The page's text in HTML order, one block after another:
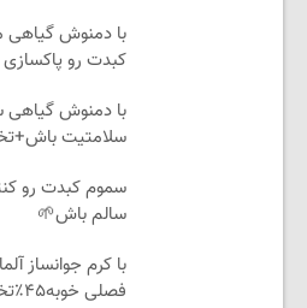
با دمنوش گیاهی
کبدت رو پاکسازی
با دمنوش گیاهی
سلامتیت
سموم کبدت رو
سالم باش🌱
با کرم جوانساز
فصلی خوبه۴۵٪تخفیف